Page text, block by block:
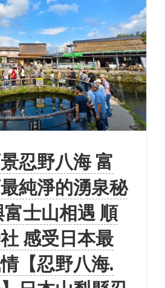
忍野八海 富
純淨的湧泉秘
士山相遇 順
感受日本最
【忍野八海.